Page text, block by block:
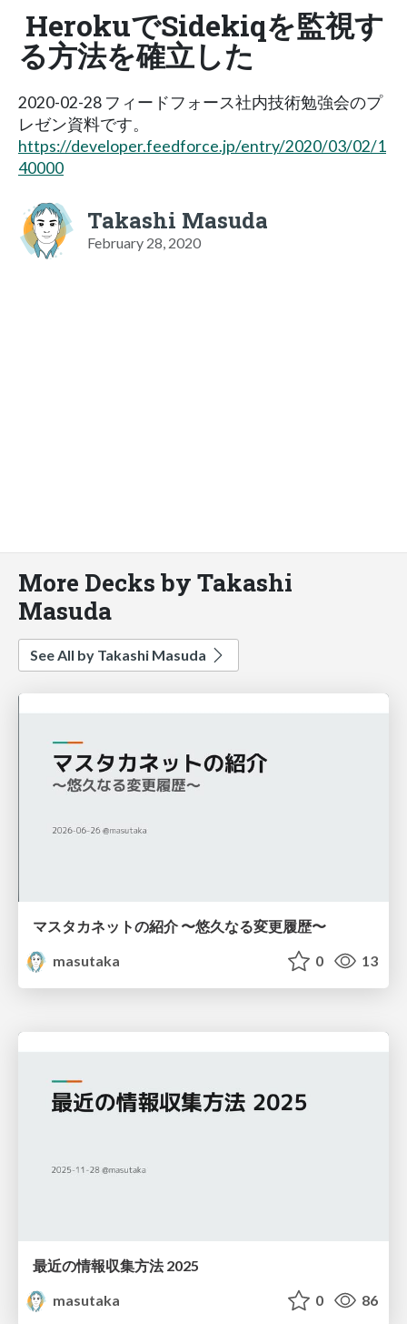
HerokuでSidekiqを監視す
る方法を確立した
2020-02-28 フィードフォース社内技術勉強会のプ
レゼン資料です。
https://developer.feedforce.jp/entry/2020/03/02/1
40000
Takashi Masuda
February 28, 2020
More Decks by Takashi
Masuda
See All by Takashi Masuda
マスタカネットの紹介 〜悠久なる変更履歴〜
masutaka
0 13
最近の情報収集方法 2025
masutaka
0 86